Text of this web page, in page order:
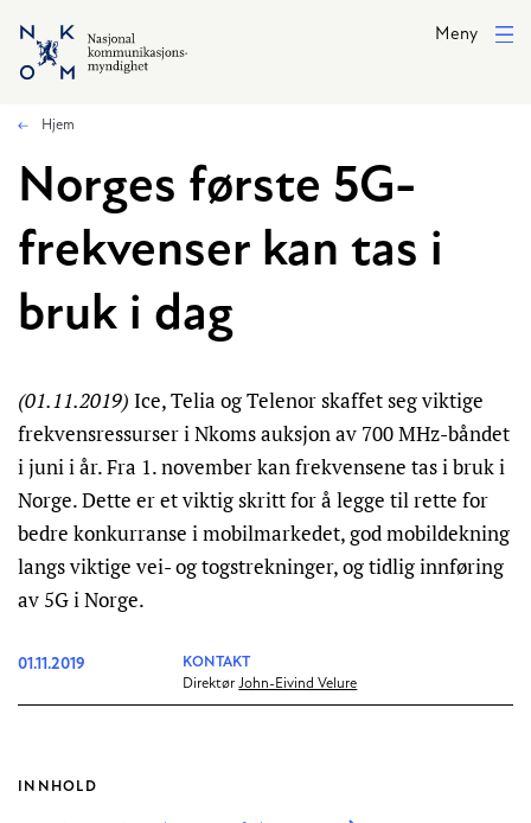
Hopp til hovedinnhold
Meny
Hjem
Norges første 5G-
frekvenser kan tas i
bruk i dag
(01.11.2019) Ice, Telia og Telenor skaffet seg viktige
frekvensressurser i Nkoms auksjon av 700 MHz-båndet
i juni i år. Fra 1. november kan frekvensene tas i bruk i
Norge. Dette er et viktig skritt for å legge til rette for
bedre konkurranse i mobilmarkedet, god mobildekning
langs viktige vei- og togstrekninger, og tidlig innføring
av 5G i Norge.
01.11.2019
KONTAKT
Direktør John-Eivind Velure
INNHOLD